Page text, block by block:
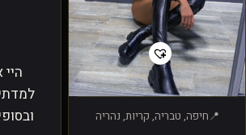
חיפה, טבריה, קריות, נהריה